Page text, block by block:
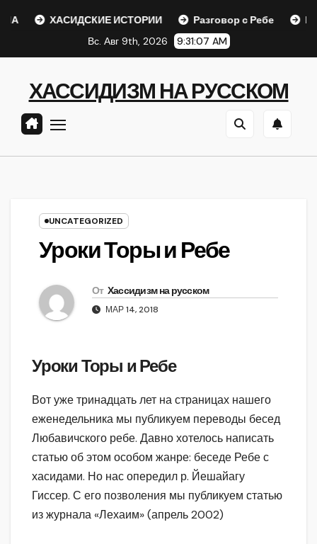
ХАСИДСКИЕ ИСТОРИИ Разговор с Ребе
Шаар
Вс. Авг 9th, 2026
9:31:08 AM
ХАССИДИЗМ НА РУССКОМ
UNCATEGORIZED
Уроки Торы и Ребе
От Хассидизм на русском
МАР 14, 2018
Уроки Торы и Ребе
Вот уже тринадцать лет на страницах нашего
еженедельника мы публикуем переводы бесед
Любавичского ребе. Да­вно хотелось написать
статью об этом особом жанре: беседе Ребе с
хасидами. Но нас опере­дил р. Йешайагу
Гиссер. С его позволения мы публикуем ста­тью
из журнала «Лехаим» (ап­рель 2002)